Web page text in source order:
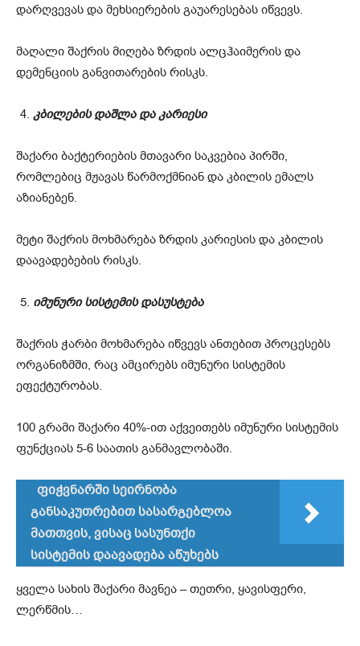
დარღვევას და მეხსიერების გაუარესებას იწვევს.
მაღალი შაქრის მიღება ზრდის ალცჰაიმერის და
დემენციის განვითარების რისკს.
კბილების დაშლა და კარიესი
შაქარი ბაქტერიების მთავარი საკვებია პირში,
რომლებიც მჟავას წარმოქმნიან და კბილის ემალს
აზიანებენ.
მეტი შაქრის მოხმარება ზრდის კარიესის და კბილის
დაავადებების რისკს.
იმუნური სისტემის დასუსტება
შაქრის ჭარბი მოხმარება იწვევს ანთებით პროცესებს
ორგანიზმში, რაც ამცირებს იმუნური სისტემის
ეფექტურობას.
100 გრამი შაქარი 40%-ით აქვეითებს იმუნური სისტემის
ფუნქციას 5-6 საათის განმავლობაში.
ფიჭვნარში სეირნობა
განსაკუთრებით სასარგებლოა
მათთვის, ვისაც სასუნთქი
სისტემის დაავადება აწუხებს
ყველა სახის შაქარი მავნეა – თეთრი, ყავისფერი,
ლერწმის…